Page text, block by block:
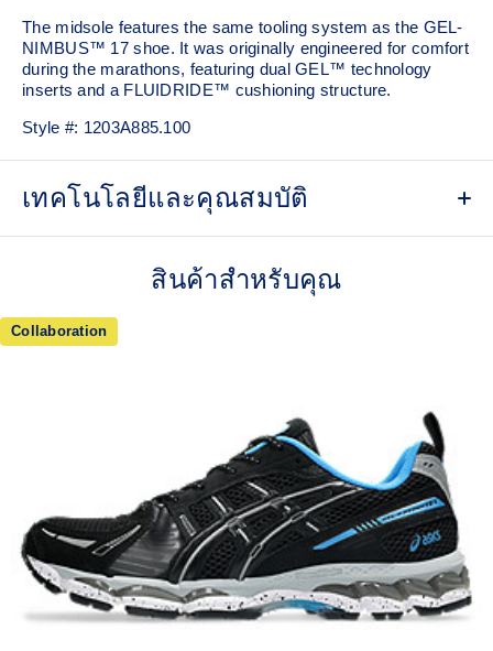
The midsole features the same tooling system as the GEL-
NIMBUS™ 17 shoe. It was originally engineered for comfort
during the marathons, featuring dual GEL™ technology
inserts and a FLUIDRIDE™ cushioning structure.
Style #: 1203A885.100
เทคโนโลยีและคุณสมบัติ
GEL-NIMBUS™17 tooling system.
provide comfort and traction without sacrificing durability.
Rearfoot and forefoot GEL™ technology
Shock-attenuating material placed in the midsole of the
shoe for cushioning and shock absorption.
The sockliner is produced with the solution dyeing
process that reduces water usage by approximately
33% and carbon emissions by approximately 45%
compared to the conventional dyeing technology.
สินค้าสำหรับคุณ
Collaboration